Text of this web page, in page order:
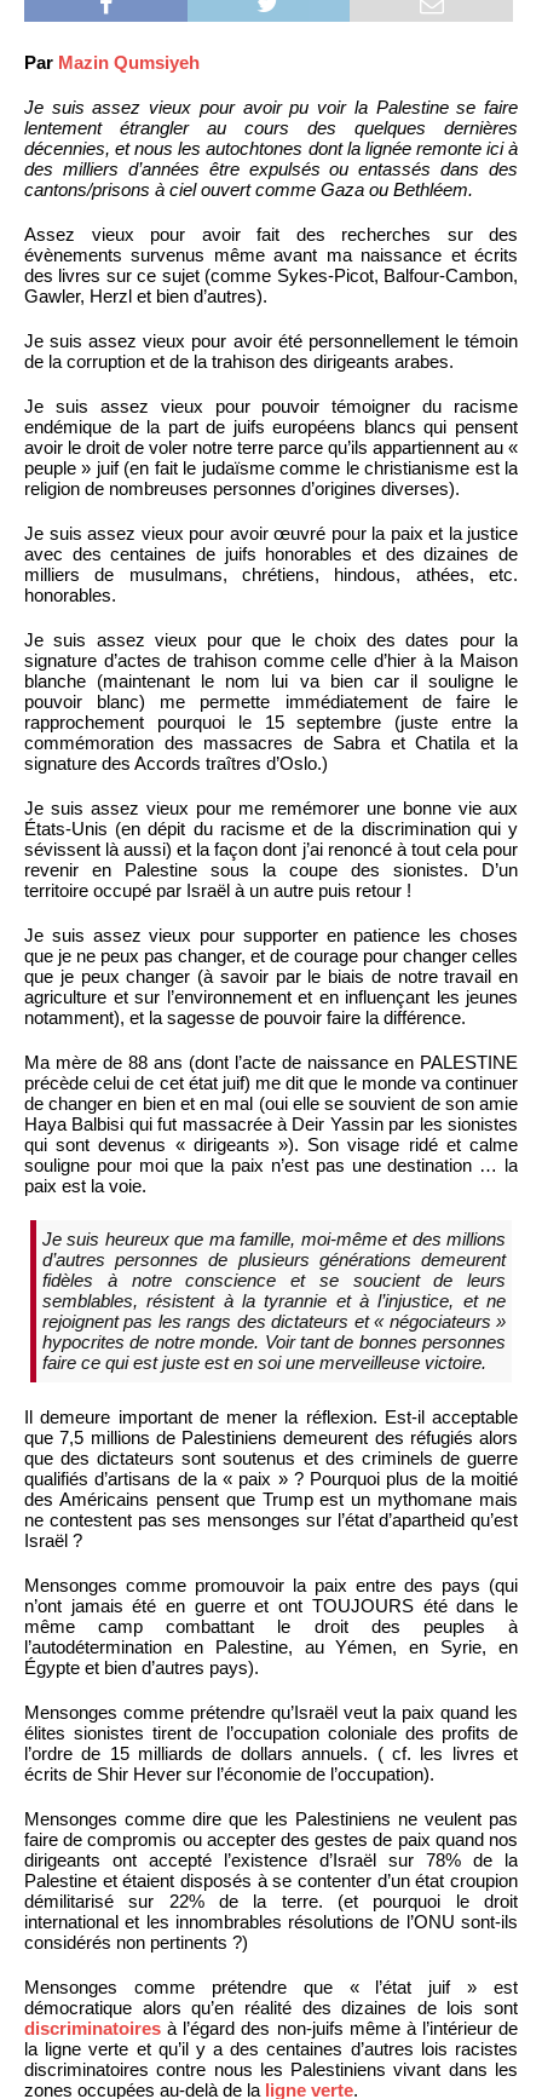
Par Mazin Qumsiyeh
Je suis assez vieux pour avoir pu voir la Palestine se faire
lentement étrangler au cours des quelques dernières
décennies, et nous les autochtones dont la lignée remonte ici à
des milliers d’années être expulsés ou entassés dans des
cantons/prisons à ciel ouvert comme Gaza ou Bethléem.
Assez vieux pour avoir fait des recherches sur des
évènements survenus même avant ma naissance et écrits
des livres sur ce sujet (comme Sykes-Picot, Balfour-Cambon,
Gawler, Herzl et bien d’autres).
Je suis assez vieux pour avoir été personnellement le témoin
de la corruption et de la trahison des dirigeants arabes.
Je suis assez vieux pour pouvoir témoigner du racisme
endémique de la part de juifs européens blancs qui pensent
avoir le droit de voler notre terre parce qu’ils appartiennent au «
peuple » juif (en fait le judaïsme comme le christianisme est la
religion de nombreuses personnes d’origines diverses).
Je suis assez vieux pour avoir œuvré pour la paix et la justice
avec des centaines de juifs honorables et des dizaines de
milliers de musulmans, chrétiens, hindous, athées, etc.
honorables.
Je suis assez vieux pour que le choix des dates pour la
signature d’actes de trahison comme celle d’hier à la Maison
blanche (maintenant le nom lui va bien car il souligne le
pouvoir blanc) me permette immédiatement de faire le
rapprochement pourquoi le 15 septembre (juste entre la
commémoration des massacres de Sabra et Chatila et la
signature des Accords traîtres d’Oslo.)
Je suis assez vieux pour me remémorer une bonne vie aux
États-Unis (en dépit du racisme et de la discrimination qui y
sévissent là aussi) et la façon dont j’ai renoncé à tout cela pour
revenir en Palestine sous la coupe des sionistes. D’un
territoire occupé par Israël à un autre puis retour !
Je suis assez vieux pour supporter en patience les choses
que je ne peux pas changer, et de courage pour changer celles
que je peux changer (à savoir par le biais de notre travail en
agriculture et sur l’environnement et en influençant les jeunes
notamment), et la sagesse de pouvoir faire la différence.
Ma mère de 88 ans (dont l’acte de naissance en PALESTINE
précède celui de cet état juif) me dit que le monde va continuer
de changer en bien et en mal (oui elle se souvient de son amie
Haya Balbisi qui fut massacrée à Deir Yassin par les sionistes
qui sont devenus « dirigeants »). Son visage ridé et calme
souligne pour moi que la paix n’est pas une destination … la
paix est la voie.
Je suis heureux que ma famille, moi-même et des millions
d’autres personnes de plusieurs générations demeurent
fidèles à notre conscience et se soucient de leurs
semblables, résistent à la tyrannie et à l’injustice, et ne
rejoignent pas les rangs des dictateurs et « négociateurs »
hypocrites de notre monde. Voir tant de bonnes personnes
faire ce qui est juste est en soi une merveilleuse victoire.
Il demeure important de mener la réflexion. Est-il acceptable
que 7,5 millions de Palestiniens demeurent des réfugiés alors
que des dictateurs sont soutenus et des criminels de guerre
qualifiés d’artisans de la « paix » ? Pourquoi plus de la moitié
des Américains pensent que Trump est un mythomane mais
ne contestent pas ses mensonges sur l’état d’apartheid qu’est
Israël ?
Mensonges comme promouvoir la paix entre des pays (qui
n’ont jamais été en guerre et ont TOUJOURS été dans le
même camp combattant le droit des peuples à
l’autodétermination en Palestine, au Yémen, en Syrie, en
Égypte et bien d’autres pays).
Mensonges comme prétendre qu’Israël veut la paix quand les
élites sionistes tirent de l’occupation coloniale des profits de
l’ordre de 15 milliards de dollars annuels. ( cf. les livres et
écrits de Shir Hever sur l’économie de l’occupation).
Mensonges comme dire que les Palestiniens ne veulent pas
faire de compromis ou accepter des gestes de paix quand nos
dirigeants ont accepté l’existence d’Israël sur 78% de la
Palestine et étaient disposés à se contenter d’un état croupion
démilitarisé sur 22% de la terre. (et pourquoi le droit
international et les innombrables résolutions de l’ONU sont-ils
considérés non pertinents ?)
Mensonges comme prétendre que « l’état juif » est
démocratique alors qu’en réalité des dizaines de lois sont
discriminatoires à l’égard des non-juifs même à l’intérieur de
la ligne verte et qu’il y a des centaines d’autres lois racistes
discriminatoires contre nous les Palestiniens vivant dans les
zones occupées au-delà de la ligne verte.